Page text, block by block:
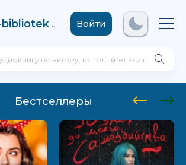
Online-biblioteka .comВойти
Бестселлеры